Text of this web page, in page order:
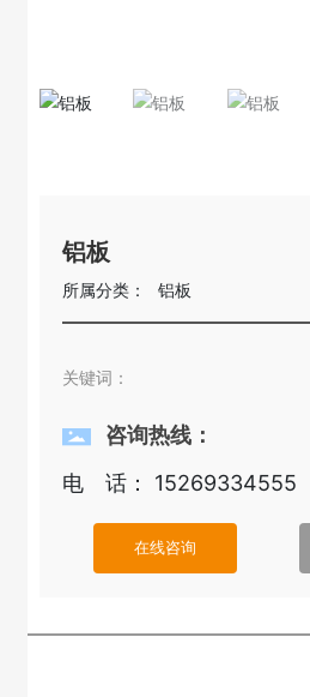
铝板
所属分类： 铝板
关键词：
咨询热线：
电 话：
15269334555
在线咨询